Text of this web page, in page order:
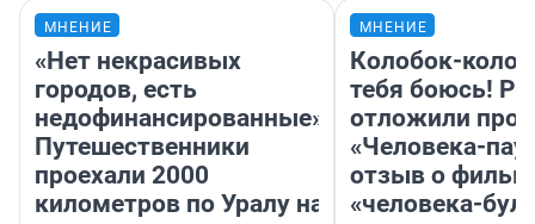
МНЕНИЕ
«Нет некрасивых
городов, есть
недофинансированные».
Путешественники
проехали 2000
километров по Уралу на
МНЕНИЕ
Колобок-
тебя боюсь!
отложили
«Человека-
отзыв о
«человека-